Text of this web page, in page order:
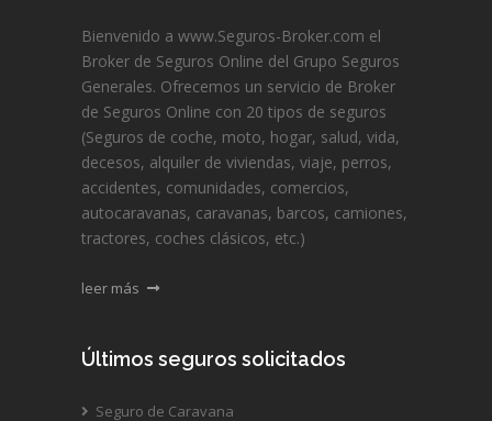
Bienvenido a www.Seguros-Broker.com el
Broker de Seguros Online del Grupo Seguros
Generales. Ofrecemos un servicio de Broker
de Seguros Online con 20 tipos de seguros
(Seguros de coche, moto, hogar, salud, vida,
decesos, alquiler de viviendas, viaje, perros,
accidentes, comunidades, comercios,
autocaravanas, caravanas, barcos, camiones,
tractores, coches clásicos, etc.)
leer más
Últimos seguros solicitados
Seguro de Caravana